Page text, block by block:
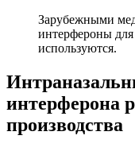
Зарубежными
интерфероны для
используются.
интерферона
производства